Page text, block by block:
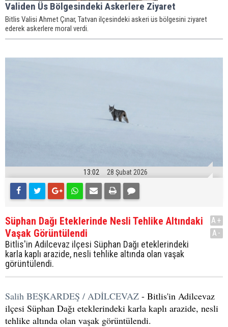
Validen Üs Bölgesindeki Askerlere Ziyaret
Bitlis Valisi Ahmet Çınar, Tatvan ilçesindeki askeri üs bölgesini ziyaret
ederek askerlere moral verdi.
13:02 28 Şubat 2026
Süphan Dağı Eteklerinde Nesli Tehlike Altındaki
Vaşak Görüntülendi
Bitlis'in Adilcevaz ilçesi Süphan Dağı eteklerindeki
karla kaplı arazide, nesli tehlike altında olan vaşak
görüntülendi.
A+
A-
Salih BEŞKARDEŞ / ADİLCEVAZ - Bitlis'in Adilcevaz
ilçesi Süphan Dağı eteklerindeki karla kaplı arazide, nesli
tehlike altında olan vaşak görüntülendi.